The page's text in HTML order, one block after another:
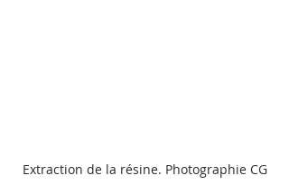
Extraction de la résine. Photographie CG